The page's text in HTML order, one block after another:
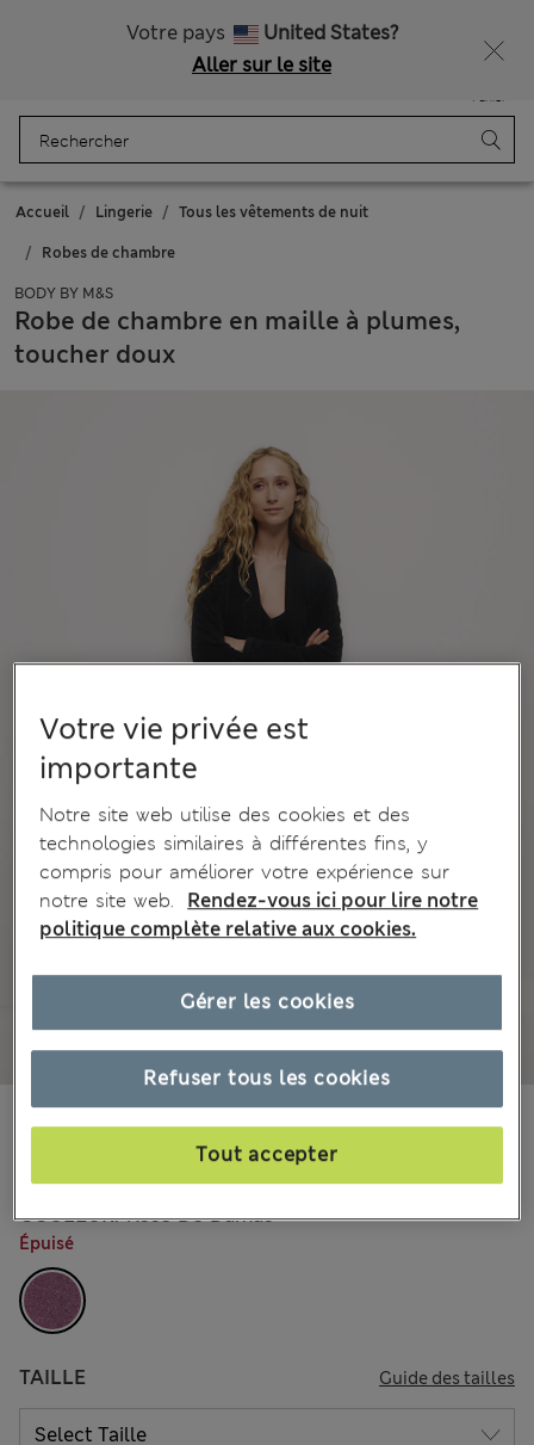
Votre pays
United States?
Aller sur le site
Panier
Accueil Lingerie Tous les vêtements de nuit
Robes de chambre
BODY BY M&S
Robe de chambre en maille à plumes,
toucher doux
68 les commentaires reçus
€50,00
COULEUR: Rose De Damas
Épuisé
TAILLE Guide des tailles
Votre vie privée est
importante
Notre site web utilise des cookies et des
technologies similaires à différentes fins, y
compris pour améliorer votre expérience sur
notre site web.
Rendez-vous ici pour lire notre
politique complète relative aux cookies.
Refuser tous les cookies
Tout accepter
Gérer les cookies